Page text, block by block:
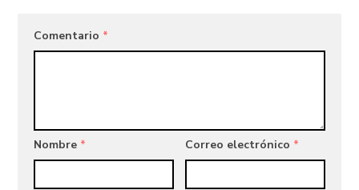
Comentario *
Nombre * Correo electrónico *